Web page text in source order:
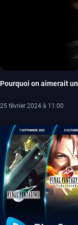
Pourquoi on aimerait
25 février 2024 à 11:00